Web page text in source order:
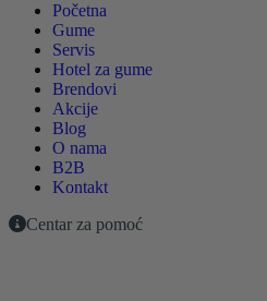
Početna
Gume
Servis
Hotel za gume
Brendovi
Akcije
Blog
O nama
B2B
Kontakt
Centar za pomoć